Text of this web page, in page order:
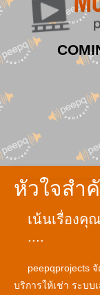
หัวใจสำ
เน้นเรื่องคุ
....
peepqprojects
บริการให้เช่า ระบบ